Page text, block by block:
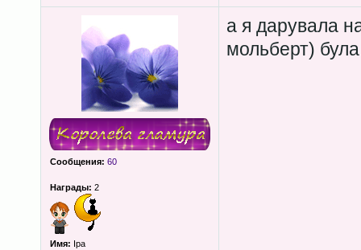
Сообщения: 60
Награды: 2
Имя: Іра
а я дарувала
мольберт)